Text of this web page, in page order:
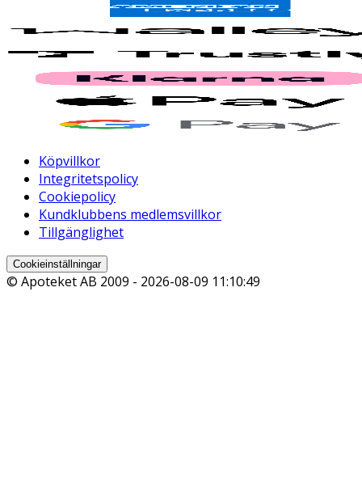
Köpvillkor
Integritetspolicy
Cookiepolicy
Kundklubbens medlemsvillkor
Tillgänglighet
Cookieinställningar
© Apoteket AB 2009 - 2026-08-09 11:10:49